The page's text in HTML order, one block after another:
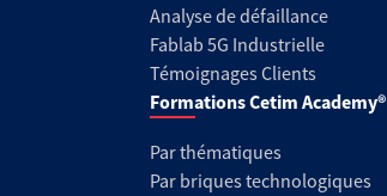
Analyse de défaillance
Fablab 5G Industrielle
Témoignages Clients
Formations Cetim Academy®
Par thématiques
Par briques technologiques